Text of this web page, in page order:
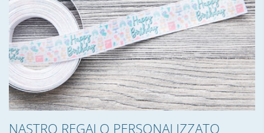
NASTRO REGALO PERSONALIZZATO